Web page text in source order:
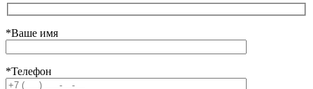
*Ваше имя
*Телефон